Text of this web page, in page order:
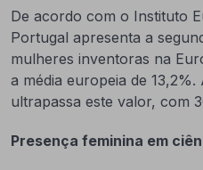
De acordo com o Instituto
Portugal apresenta a
mulheres inventoras na
a média europeia de 13,2%.
ultrapassa este valor, com
Presença feminina em